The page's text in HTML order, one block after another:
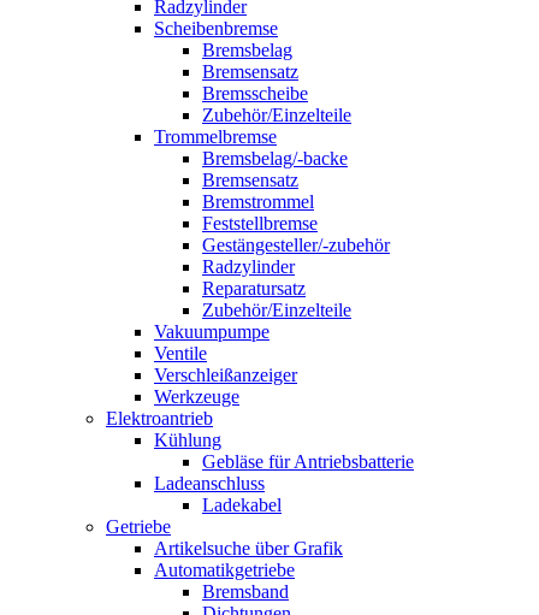
Radzylinder
Scheibenbremse
Bremsbelag
Bremsensatz
Bremsscheibe
Zubehör/Einzelteile
Trommelbremse
Bremsbelag/-backe
Bremsensatz
Bremstrommel
Feststellbremse
Gestängesteller/-zubehör
Radzylinder
Reparatursatz
Zubehör/Einzelteile
Vakuumpumpe
Ventile
Verschleißanzeiger
Werkzeuge
Elektroantrieb
Kühlung
Gebläse für Antriebsbatterie
Ladeanschluss
Ladekabel
Getriebe
Artikelsuche über Grafik
Automatikgetriebe
Bremsband